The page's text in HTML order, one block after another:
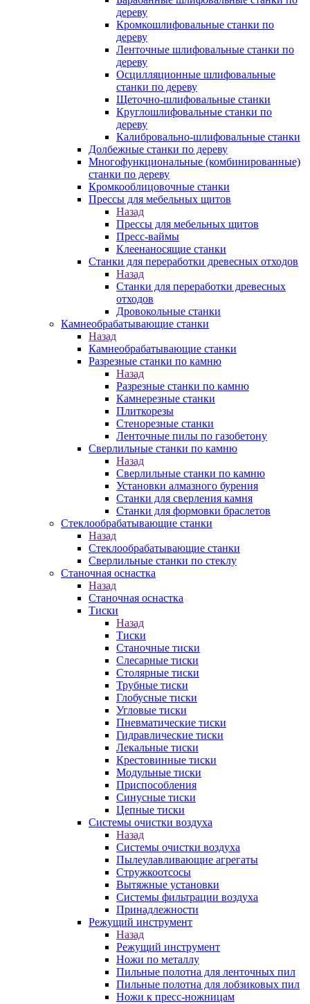
дереву
Кромкошлифовальные станки по
дереву
Ленточные шлифовальные станки по
дереву
Осцилляционные шлифовальные
станки по дереву
Щеточно-шлифовальные станки
Круглошлифовальные станки по
дереву
Калибровально-шлифовальные станки
Долбежные станки по дереву
Многофункциональные (комбинированные)
станки по дереву
Кромкооблицовочные станки
Прессы для мебельных щитов
Назад
Прессы для мебельных щитов
Пресс-ваймы
Клеенаносящие станки
Станки для переработки древесных отходов
Назад
Станки для переработки древесных
отходов
Дровокольные станки
Камнеобрабатывающие станки
Назад
Камнеобрабатывающие станки
Разрезные станки по камню
Назад
Разрезные станки по камню
Камнерезные станки
Плиткорезы
Стенорезные станки
Ленточные пилы по газобетону
Сверлильные станки по камню
Назад
Сверлильные станки по камню
Установки алмазного бурения
Станки для сверления камня
Станки для формовки браслетов
Стеклообрабатывающие станки
Назад
Стеклообрабатывающие станки
Сверлильные станки по стеклу
Станочная оснастка
Назад
Станочная оснастка
Тиски
Назад
Тиски
Станочные тиски
Слесарные тиски
Столярные тиски
Трубные тиски
Глобусные тиски
Угловые тиски
Пневматические тиски
Гидравлические тиски
Лекальные тиски
Крестовинные тиски
Модульные тиски
Приспособления
Синусные тиски
Цепные тиски
Системы очистки воздуха
Назад
Системы очистки воздуха
Пылеулавливающие агрегаты
Стружкоотсосы
Вытяжные установки
Системы фильтрации воздуха
Принадлежности
Режущий инструмент
Назад
Режущий инструмент
Ножи по металлу
Пильные полотна для ленточных пил
Пильные полотна для лобзиковых пил
Ножи к пресс-ножницам